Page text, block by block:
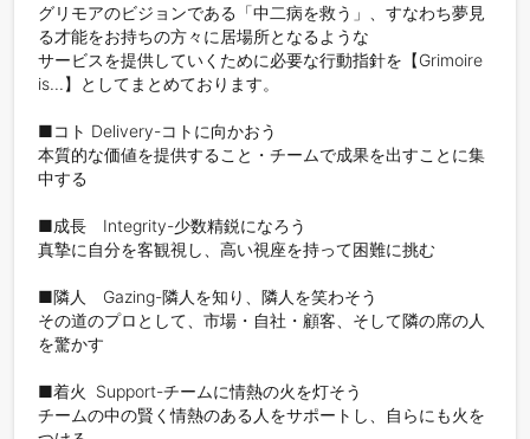
グリモアのビジョンである「中二病を救う」、すなわち夢見
る才能をお持ちの方々に居場所となるような
サービスを提供していくために必要な行動指針を【Grimoire
is...】としてまとめております。
■コト Delivery-コトに向かおう
本質的な価値を提供すること・チームで成果を出すことに集
中する
■成長　Integrity-少数精鋭になろう
真摯に自分を客観視し、高い視座を持って困難に挑む
■隣人　Gazing-隣人を知り、隣人を笑わそう
その道のプロとして、市場・自社・顧客、そして隣の席の人
を驚かす
■着火  Support-チームに情熱の火を灯そう
チームの中の賢く情熱のある人をサポートし、自らにも火を